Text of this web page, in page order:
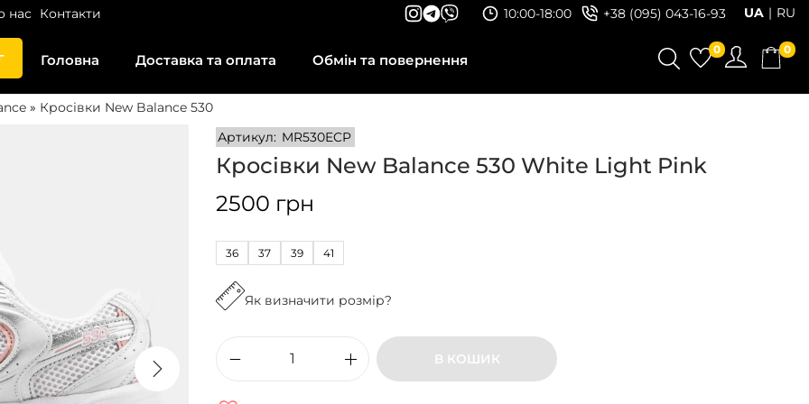
нас Контакти 10:00-18:00 +38 (095) 043-16-93 UA RU
Головна Доставка та оплата Обмін та повернення
0 0
» Кросівки New Balance 530
Артикул: MR530ECP
Кросівки New Balance 530 White Light Pink
2500 грн
36 37 39 41
Як визначити розмір?
В КОШИК